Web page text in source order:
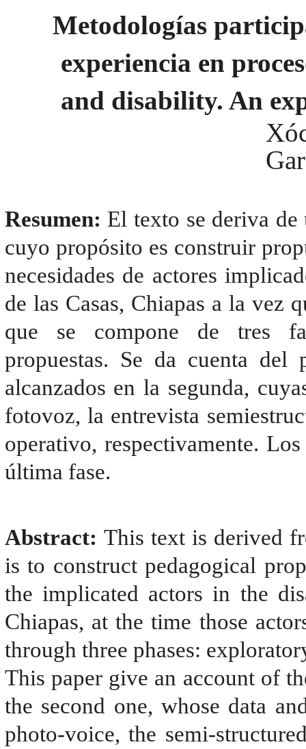
Metodologías
experiencia en
and disability. An
Resumen: El texto se deriva
cuyo propósito es construir
necesidades de actores
de las Casas, Chiapas a la vez
que se compone de tres
propuestas. Se da cuenta del
alcanzados en la segunda,
fotovoz, la entrevista
operativo, respectivamente.
última fase.
Abstract: This text is derived
is to construct pedagogical
the implicated actors in the
Chiapas, at the time those
through three phases:
This paper give an account of
the second one, whose data
photo-voice, the semi-